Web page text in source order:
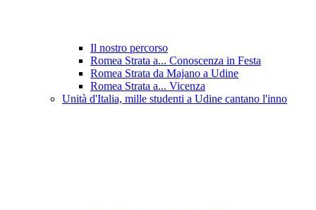
Il nostro percorso
Romea Strata a... Conoscenza in Festa
Romea Strata da Majano a Udine
Romea Strata a... Vicenza
Unità d'Italia, mille studenti a Udine cantano l'inno